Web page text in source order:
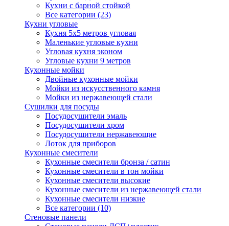
Кухни с барной стойкой
Все категории (23)
Кухни угловые
Кухня 5х5 метров угловая
Маленькие угловые кухни
Угловая кухня эконом
Угловые кухни 9 метров
Кухонные мойки
Двойные кухонные мойки
Мойки из искусственного камня
Мойки из нержавеющей стали
Сушилки для посуды
Посудосушители эмаль
Посудосушители хром
Посудосушители нержавеющие
Лоток для приборов
Кухонные смесители
Кухонные смесители бронза / сатин
Кухонные смесители в тон мойки
Кухонные смесители высокие
Кухонные смесители из нержавеющей стали
Кухонные смесители низкие
Все категории (10)
Стеновые панели